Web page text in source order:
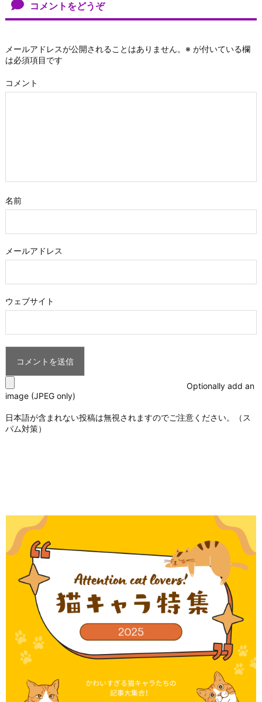
コメントをどうぞ
メールアドレスが公開されることはありません。 ※ が付いている欄
は必須項目です
コメント
名前
メールアドレス
ウェブサイト
Optionally add an
image (JPEG only)
日本語が含まれない投稿は無視されますのでご注意ください。（ス
パム対策）